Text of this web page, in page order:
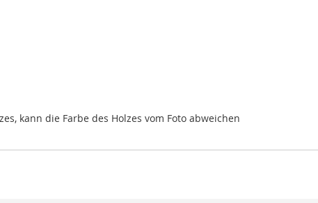
kann die Farbe des Holzes vom Foto abweichen